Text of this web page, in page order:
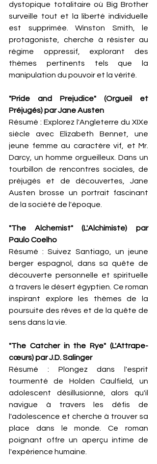
dystopique totalitaire où Big Brother
surveille tout et la liberté individuelle
est supprimée. Winston Smith, le
protagoniste, cherche à résister au
régime oppressif, explorant des
thèmes pertinents tels que la
manipulation du pouvoir et la vérité.
"Pride and Prejudice" (Orgueil et
Préjugés) par Jane Austen
Résumé : Explorez l'Angleterre du XIXe
siècle avec Elizabeth Bennet, une
jeune femme au caractère vif, et Mr.
Darcy, un homme orgueilleux. Dans un
tourbillon de rencontres sociales, de
préjugés et de découvertes, Jane
Austen brosse un portrait fascinant
de la société de l'époque.
"The Alchemist" (L'Alchimiste) par
Paulo Coelho
Résumé : Suivez Santiago, un jeune
berger espagnol, dans sa quête de
découverte personnelle et spirituelle
à travers le désert égyptien. Ce roman
inspirant explore les thèmes de la
poursuite des rêves et de la quête de
sens dans la vie.
"The Catcher in the Rye" (L'Attrape-
cœurs) par J.D. Salinger
Résumé : Plongez dans l'esprit
tourmenté de Holden Caulfield, un
adolescent désillusionné, alors qu'il
navigue à travers les défis de
l'adolescence et cherche à trouver sa
place dans le monde. Ce roman
poignant offre un aperçu intime de
l'expérience humaine.